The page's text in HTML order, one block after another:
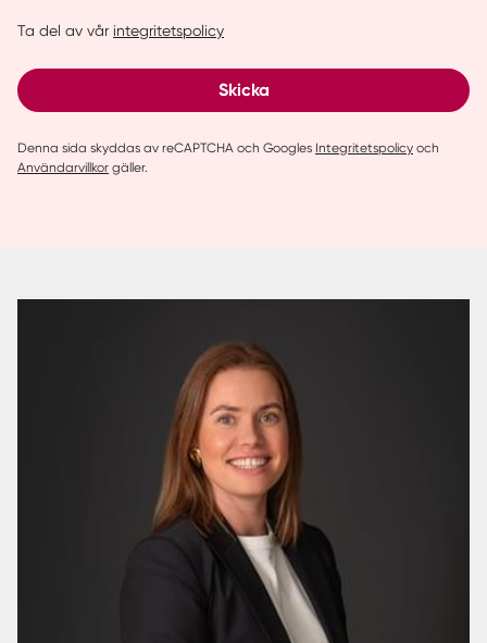
Ta del av vår integritetspolicy
Skicka
Denna sida skyddas av reCAPTCHA och Googles Integritetspolicy och
Användarvillkor gäller.